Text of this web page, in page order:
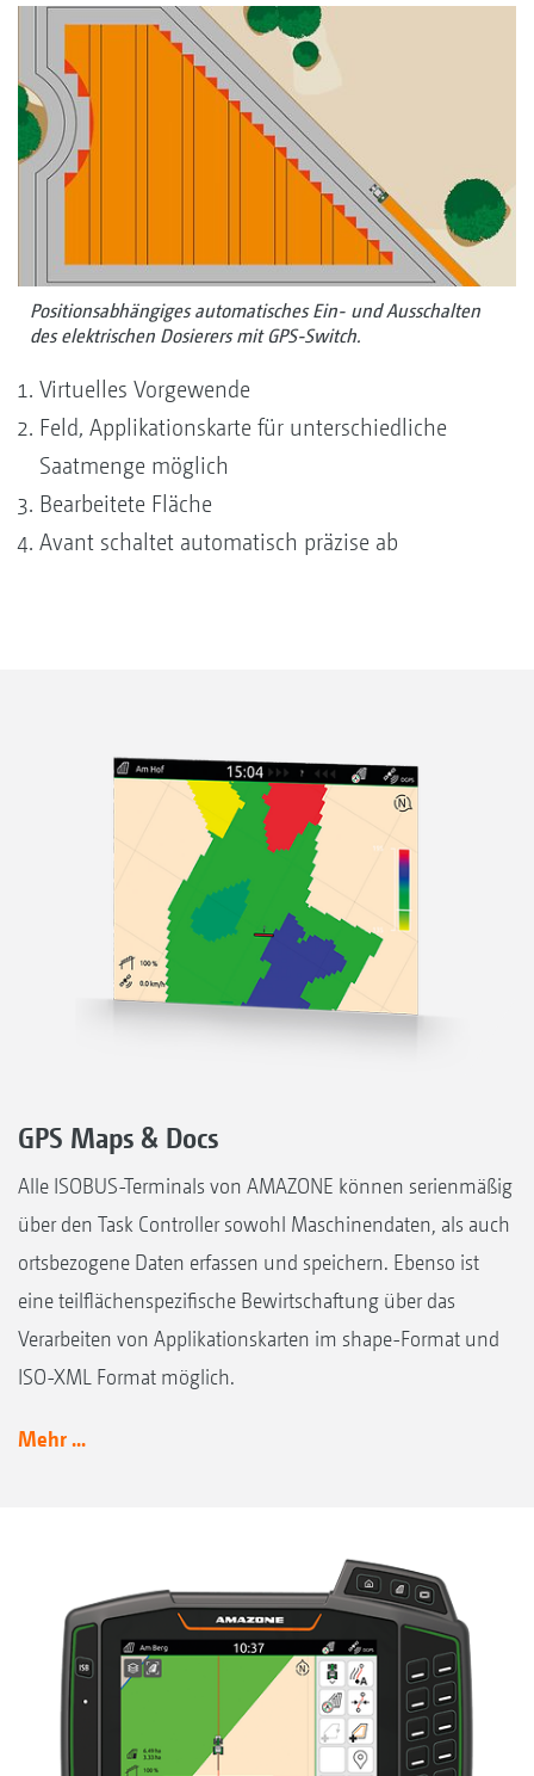
Positionsabhängiges automatisches Ein- und Ausschalten
des elektrischen Dosierers mit GPS-Switch.
Virtuelles Vorgewende
Feld, Applikationskarte für unterschiedliche
Saatmenge möglich
Bearbeitete Fläche
Avant schaltet automatisch präzise ab
GPS Maps & Docs
Alle ISOBUS-Terminals von AMAZONE können serienmäßig
über den Task Controller sowohl Maschinendaten, als auch
ortsbezogene Daten erfassen und speichern. Ebenso ist
eine teilflächenspezifische Bewirtschaftung über das
Verarbeiten von Applikationskarten im shape-Format und
ISO-XML Format möglich.
Mehr ...